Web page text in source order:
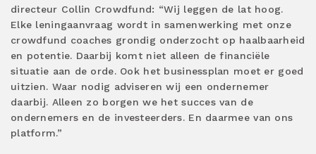
directeur Collin Crowdfund: “Wij leggen de lat hoog.
Elke leningaanvraag wordt in samenwerking met onze
crowdfund coaches grondig onderzocht op haalbaarheid
en potentie. Daarbij komt niet alleen de financiële
situatie aan de orde. Ook het businessplan moet er goed
uitzien. Waar nodig adviseren wij een ondernemer
daarbij. Alleen zo borgen we het succes van de
ondernemers en de investeerders. En daarmee van ons
platform.”